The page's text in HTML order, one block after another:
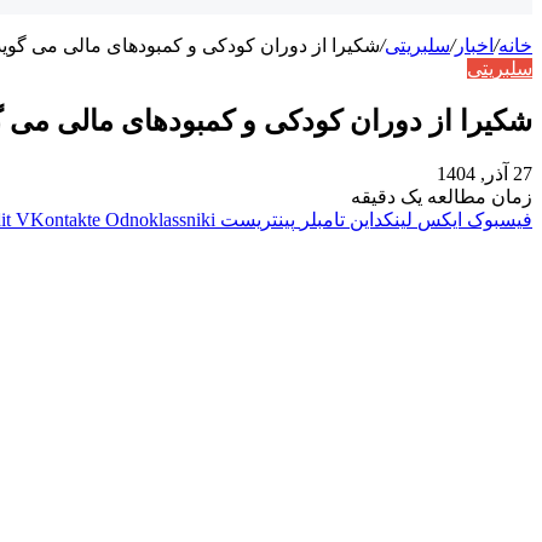
خانه/ اخبار/سلبریتی/شکیرا از دوران کودکی و کمبودهای مالی می‌
سلبریتی
شکیرا از دوران کودکی و کمبودهای مالی می‌
27 آذر, 1404
زمان مطالعه یک دقیقه
فیسبوک ایکس لینکداین تامبلر پینتریست VKontakte Odnoklassniki